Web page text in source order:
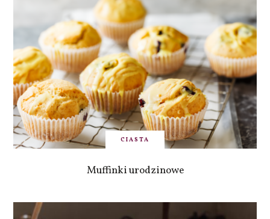
CIASTA
Muffinki urodzinowe